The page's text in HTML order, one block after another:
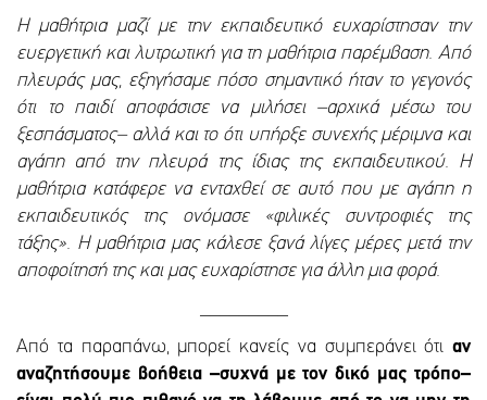
Η μαθήτρια μαζί με την εκπαιδευτικό ευχαρίστησαν την
ευεργετική και λυτρωτική για τη μαθήτρια παρέμβαση. Από
πλευράς μας, εξηγήσαμε πόσο σημαντικό ήταν το γεγονός
ότι το παιδί αποφάσισε να μιλήσει –αρχικά μέσω του
ξεσπάσματος– αλλά και το ότι υπήρξε συνεχής μέριμνα και
αγάπη από την πλευρά της ίδιας της εκπαιδευτικού. Η
μαθήτρια κατάφερε να ενταχθεί σε αυτό που με αγάπη η
εκπαιδευτικός της ονόμασε «φιλικές συντροφιές της
τάξης». Η μαθήτρια μας κάλεσε ξανά λίγες μέρες μετά την
αποφοίτησή της και μας ευχαρίστησε για άλλη μια φορά.
Από τα παραπάνω, μπορεί κανείς να συμπεράνει ότι αν
αναζητήσουμε βοήθεια –συχνά με τον δικό μας τρόπο–